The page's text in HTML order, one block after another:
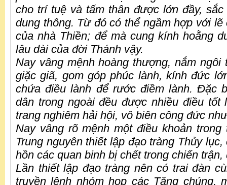
cho trí tuệ và tấm thân được lớn đầy,
dung thông. Từ đó có thể ngầm hợp với
của nhà Thiền; để mà cung kính hoằng
lâu dài của đời Thánh vậy.
Nay vâng mệnh hoàng thượng, nắm ngôi
giặc giã, gom góp phúc lành, kính đức
chứa điều lành để rước điềm lành. Đặc
dân trong ngoài đều được nhiều điều tốt
trang nghiêm hải hội, vô biên công đức
Nay vâng rõ mệnh một điều khoản
Trung nguyên thiết lập đạo tràng Thủy
hồn các quan binh bị chết trong chiến
Lần thiết lập đạo tràng nên có trai đàn
truyền lệnh nhóm họp các Tăng chúng,